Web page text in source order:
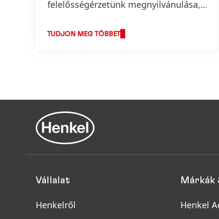
felelősségérzetünk megnyilvánulása,
értékeinkbe.
TUDJON MEG TÖBBET
Vállalat
Henkelről
Márkák
Henkel